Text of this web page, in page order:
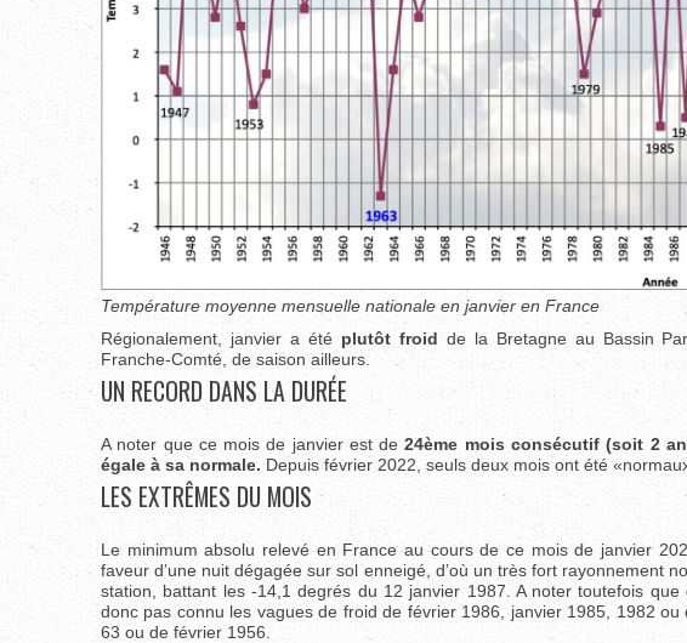
Température moyenne mensuelle nationale en janvier en France
Régionalement, janvier a été plutôt froid de la Bretagne au Bassin
Franche-Comté, de saison ailleurs.
UN RECORD DANS LA DURÉE
A noter que ce mois de janvier est de 24ème mois consécutif (soit 2
égale à sa normale. Depuis février 2022, seuls deux mois ont été
LES EXTRÊMES DU MOIS
Le minimum absolu relevé en France au cours de ce mois de janvier
faveur d’une nuit dégagée sur sol enneigé, d’où un très fort rayonnement
station, battant les -14,1 degrés du 12 janvier 1987. A noter toutefois
donc pas connu les vagues de froid de février 1986, janvier 1985, 1982
63 ou de février 1956.